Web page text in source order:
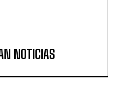
NOTICIAS